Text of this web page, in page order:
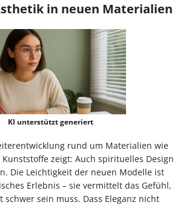
in neuen Materialien
KI unterstützt generiert
rund um Materialien wie
zeigt: Auch spirituelles Design
Die Leichtigkeit der neuen Modelle ist
Erlebnis – sie vermittelt das Gefühl,
schwer sein muss. Dass Eleganz nicht